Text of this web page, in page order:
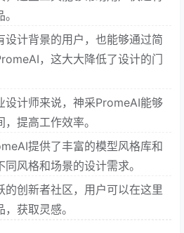
设计背景的用户，也能够通过简
，这大大降低了设计的门
设计师来说，神采PromeAI能够
提高工作效率。
提供了丰富的模型风格库和
风格和场景的设计需求。
的创新者社区，用户可以在这里
获取灵感。